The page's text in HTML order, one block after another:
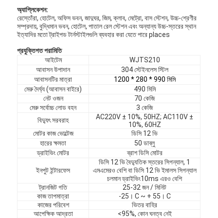
অ্যাপ্লিকেশন:
রেস্তোঁরা, হোটেল, অফিস ভবন, জাদুঘর, জিম, ক্লাব, মেট্রো, বাস স্টেশন, উচ্চ-শ্রেণীর
সম্প্রদায়, বুদ্ধিমান ভবন, হোটেল, পাতাল রেল স্টেশন এবং অন্যান্য উচ্চ-স্তরের স্থান
ইত্যাদির মতো ট্রাইপড টার্নস্টাইলগুলি ব্যবহার করা যেতে পারে places
প্রযুক্তিগত পরামিতি
আইটেম
WJTS210
আবাসন উপাদান
304 স্টেইনলেস স্টিল
আবাসনটির মাত্রা
1200 * 280 * 990 মিমি
মেরু দৈর্ঘ্য (আবাসন বাইরে)
490 মিমি
নেট ওজন
70 কেজি
মেরু সর্বোচ্চ লোড বহন
3 কেজি
বিদ্যুৎ সরবরাহ
AC220V ± 10%, 50HZ; AC110V ±
10%, 60HZ
মোটর কাজ ভোল্টেজ
ডিসি 12 ভি
হারের ক্ষমতা
50 ডাব্লু
ড্রাইভিং মোটর
ব্রাশ ডিসি মোটর
ইনপুট ইন্টারফেস
ডিসি 12 ভি বৈদ্যুতিক স্তরের সিগন্যাল, 1
এমএমেরও বেশি বা ডিসি 12 ভি ইমালস সিগন্যাল
চলমান ড্রাইভিং10ms এরও বেশি
ট্রানজিট গতি
25-32 জন / মিনিট
কাজ তাপমাত্রা
-25। C ~ + 55। C
কাজের পরিবেশ
ভিতর বাহির
আপেক্ষিক আদ্রতা
<95%, কোন ঘনত্ব নেই